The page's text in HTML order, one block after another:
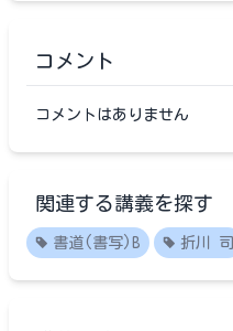
コメント
コメントはありません
関連する講義を探す
書道(書写)B 折川 司